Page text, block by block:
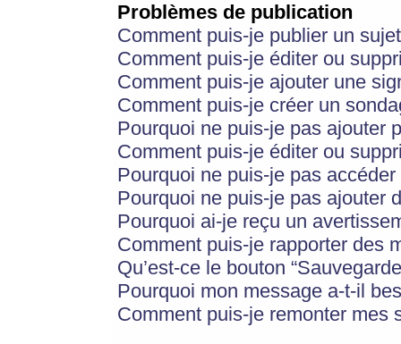
Problèmes de publication
Comment puis-je publier un
Comment puis-je éditer ou
Comment puis-je ajouter une
Comment puis-je créer un
Pourquoi ne puis-je pas ajouter
Comment puis-je éditer ou
Pourquoi ne puis-je pas
Pourquoi ne puis-je pas ajouter
Pourquoi ai-je reçu un
Comment puis-je rapporter des
Qu’est-ce le bouton
Pourquoi mon message a-t-il
Comment puis-je remonter mes